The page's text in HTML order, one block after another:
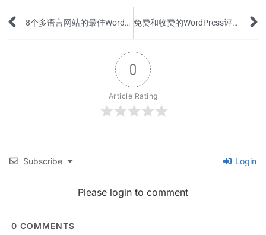
Prev 8个多语言网站的最佳WordPress翻译插件 免费和收费的WordPress评论插件推荐
0
Article Rating
Subscribe Login
Please login to comment
0 COMMENTS